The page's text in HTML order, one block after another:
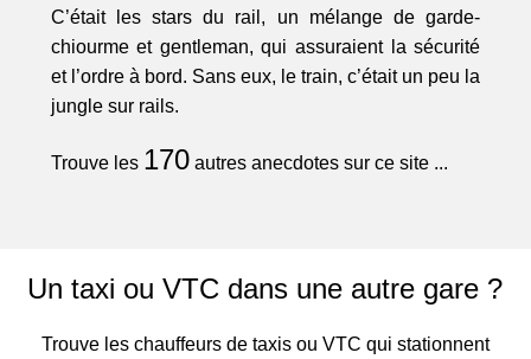
C’était les stars du rail, un mélange de garde-
chiourme et gentleman, qui assuraient la sécurité
et l’ordre à bord. Sans eux, le train, c’était un peu la
jungle sur rails.
Trouve les 170autres anecdotes sur ce site ...
Un taxi ou VTC dans une autre gare ?
Trouve les chauffeurs de taxis ou VTC qui stationnent